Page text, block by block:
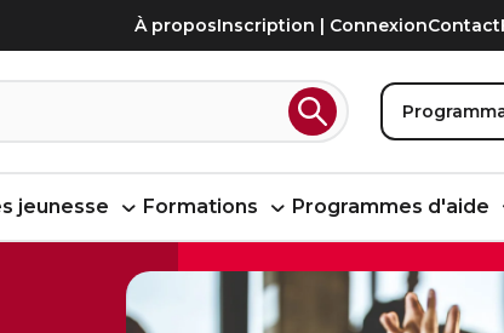
À proposInscription | ConnexionContact
Rechercher
jeunesse Formations Programmes d'aide